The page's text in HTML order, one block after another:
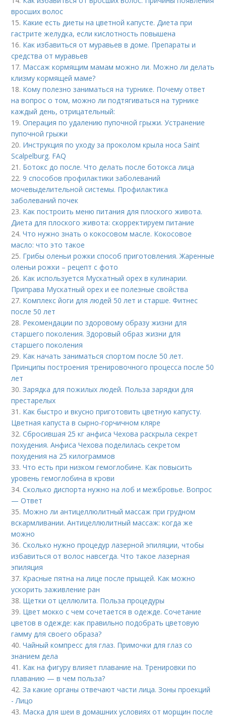
вросших волос
15. Какие есть диеты на цветной капусте. Диета при
гастрите желудка, если кислотность повышена
16. Как избавиться от муравьев в доме. Препараты и
средства от муравьев
17. Массаж кормящим мамам можно ли. Можно ли делать
клизму кормящей маме?
18. Кому полезно заниматься на турнике. Почему ответ
на вопрос о том, можно ли подтягиваться на турнике
каждый день, отрицательный:
19.Операция по удалению пупочной грыжи. Устранение
пупочной грыжи
20. Инструкция по уходу за проколом крыла носа Saint
Scalpelburg. FAQ
21. Ботокс до после. Что делать после ботокса лица
22.9 способов профилактики заболеваний
мочевыделительной системы. Профилактика
заболеваний почек
23. Как построить меню питания для плоского живота.
Диета для плоского живота: скорректируем питание
24.Что нужно знать о кокосовом масле. Кокосовое
масло: что это такое
25. Грибы оленьи рожки способ приготовления. Жаренные
оленьи рожки – рецепт с фото
26. Как используется Мускатный орех в кулинарии.
Приправа Мускатный орех и ее полезные свойства
27. Комплекс йоги для людей 50 лет и старше. Фитнес
после 50 лет
28. Рекомендации по здоровому образу жизни для
старшего поколения. Здоровый образ жизни для
старшего поколения
29. Как начать заниматься спортом после 50 лет.
Принципы построения тренировочного процесса после 50
лет
30.Зарядка для пожилых людей. Польза зарядки для
престарелых
31. Как быстро и вкусно приготовить цветную капусту.
Цветная капуста в сырно-горчичном кляре
32.Сбросившая 25 кг анфиса Чехова раскрыла секрет
похудения. Анфиса Чехова поделилась секретом
похудения на 25 килограммов
33.Что есть при низком гемоглобине. Как повысить
уровень гемоглобина в крови
34.Сколько диспорта нужно на лоб и межбровье. Вопрос
— Ответ
35. Можно ли антицеллюлитный массаж при грудном
вскармливании. Антицеллюлитный массаж: когда же
можно
36.Сколько нужно процедур лазерной эпиляции, чтобы
избавиться от волос навсегда. Что такое лазерная
эпиляция
37. Красные пятна на лице после прыщей. Как можно
ускорить заживление ран
38. Щетки от целлюлита. Польза процедуры
39. Цвет мокко с чем сочетается в одежде. Сочетание
цветов в одежде: как правильно подобрать цветовую
гамму для своего образа?
40.Чайный компресс для глаз. Примочки для глаз со
знанием дела
41. Как на фигуру влияет плавание на. Тренировки по
плаванию — в чем польза?
42.За какие органы отвечают части лица. Зоны проекций
- Лицо
43. Маска для шеи в домашних условиях от морщин после